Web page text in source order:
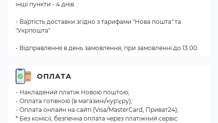
інші пункти - 4 днів.
- Вартість доставки згідно з тарифами "Нова пошта" та
"Укрпошта"
- Відправлення в день замовлення, при замовленні до 13.00.
ОПЛАТА
- Накладений платіж Новою поштою;
- Оплата готівкою (в магазині/кур'єру);
- Оплата онлайн на сайті (Visa/MasterCard, Приват24);
* Без комісії, безпечна оплата через платіжний сервіс